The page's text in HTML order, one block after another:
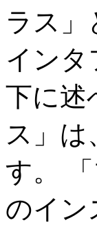
ラス」
インタ
下に述
ス」
す。
のイン